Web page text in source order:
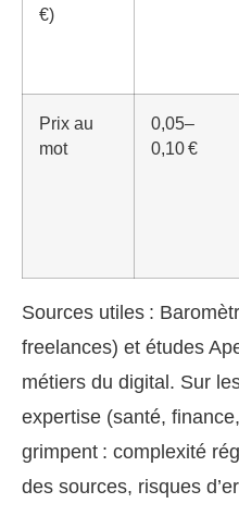
€)
Prix au
mot
0,05–
0,10 €
Sources utiles :
freelances) et études
métiers du digital. Sur
expertise (santé,
grimpent : complexité
des sources, risques